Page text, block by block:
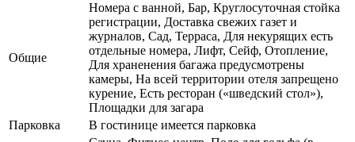
Общие
Номера с ванной, Бар, Круглосуточная стойка
регистрации, Доставка свежих газет и
журналов, Сад, Терраса, Для некурящих есть
отдельные номера, Лифт, Сейф, Отопление,
Для храненения багажа предусмотрены
камеры, На всей территории отеля запрещено
курение, Есть ресторан («шведский стол»),
Площадки для загара
Парковка
В гостинице имеется парковка